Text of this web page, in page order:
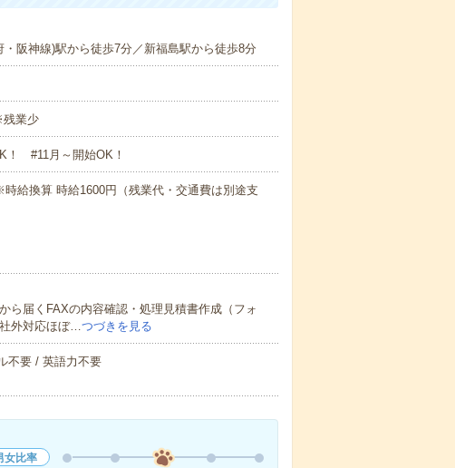
阪神線)駅から徒歩7分／新福島駅から徒歩8分
業少
！ #11月～開始OK！
給換算 時給1600円（残業代・交通費は別途支
ら届くFAXの内容確認・処理見積書作成（フォ
外対応ほぼ…つづきを見る
不要 / 英語力不要
女比率